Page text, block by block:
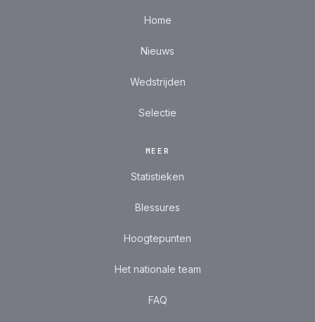
Home
Nieuws
Wedstrijden
Selectie
MEER
Statistieken
Blessures
Hoogtepunten
Het nationale team
FAQ